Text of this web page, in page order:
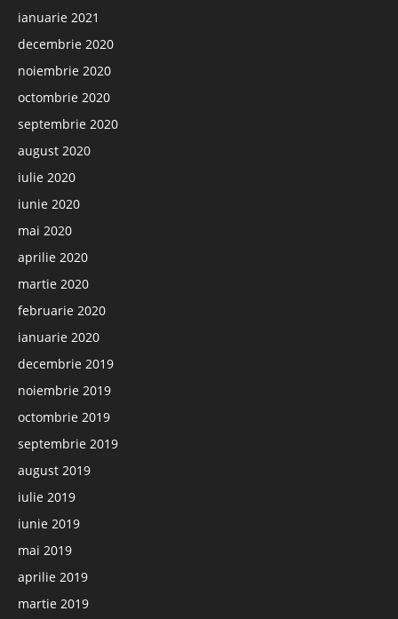
ianuarie 2021
decembrie 2020
noiembrie 2020
octombrie 2020
septembrie 2020
august 2020
iulie 2020
iunie 2020
mai 2020
aprilie 2020
martie 2020
februarie 2020
ianuarie 2020
decembrie 2019
noiembrie 2019
octombrie 2019
septembrie 2019
august 2019
iulie 2019
iunie 2019
mai 2019
aprilie 2019
martie 2019